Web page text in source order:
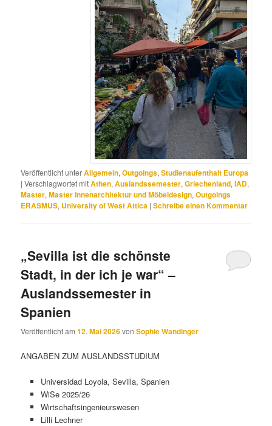
Veröffentlicht unterAllgemein,Outgoings,Studienaufenthalt Europa
|Verschlagwortet mitAthen,Auslandssemester,Griechenland,IAD,
Master,Master Innenarchitektur und Möbeldesign,Outgoings
ERASMUS, University of West Attica |Schreibe einen Kommentar
„Sevilla ist die schönste
Stadt, in der ich je war“ –
Auslandssemester in
Spanien
Veröffentlicht am12. Mai 2026vonSophie Wandinger
ANGABEN ZUM AUSLANDSSTUDIUM
Universidad Loyola, Sevilla, Spanien
WiSe 2025/26
Wirtschaftsingenieurswesen
Lilli Lechner